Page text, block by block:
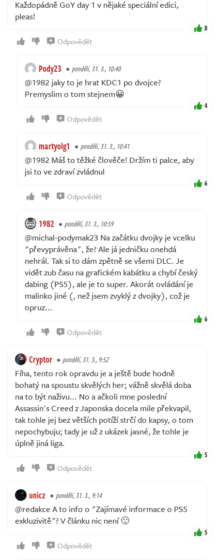
Každopádně GoY day 1 v nějaké speciální edici,
pleas!
8
Odpovědět
Pody23 pondělí, 31. 3., 10:40
@1982 jaky to je hrat KDC1 po dvojce?
Premyslim o tom stejnem😀
4
Odpovědět
martyolg1 pondělí, 31. 3., 10:41
@1982 Máš to těžké člověče! Držím ti palce, aby
jsi to ve zdraví zvládnul
6
Odpovědět
1982 pondělí, 31. 3., 10:59
@michal-podymak23 Na začátku dvojky je vcelku
"převyprávěna", že? Ale já jedničku onehdá
nehrál. Tak si to dám zpětně se všemi DLC. Je
vidět zub času na grafickém kabátku a chybí český
dabing (PS5), ale je to super. Akorát ovládání je
malinko jiné (, než jsem zvyklý z dvojky), což je
opruz...
6
Odpovědět
Cryptor pondělí, 31. 3., 9:52
Fíha, tento rok opravdu je a ještě bude hodně
bohatý na spoustu skvělých her; vážně skvělá doba
na to být naživu... No a ačkoli mne poslední
Assassin's Creed z Japonska docela mile překvapil,
tak tohle jej bez větších potíží strčí do kapsy, o tom
nepochybuju; tady je už z ukázek jasné, že tohle je
úplně jiná liga.
5
Odpovědět
unicz pondělí, 31. 3., 9:14
@redakce A to info o "Zajímavé informace o PS5
exkluzivitě"? V článku nic není 🙂
5
Odpovědět